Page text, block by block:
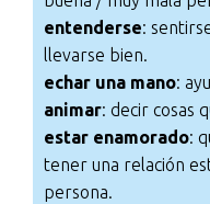
entenderse:
llevarse bien.
echar una mano:
animar: decir cosas
estar enamorado:
tener una relación
persona.